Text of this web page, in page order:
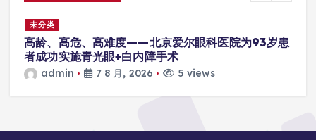
未分类
高龄、高危、高难度——北京爱尔眼科医院为93岁患
者成功实施青光眼+白内障手术
admin 7 8 月, 2026 5 views